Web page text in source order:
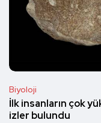
Biyoloji
İlk insanların çok
izler bulundu